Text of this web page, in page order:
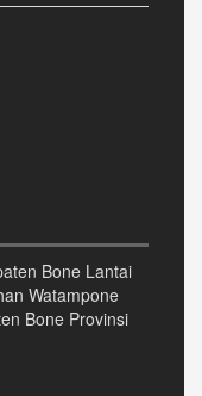
Bone Lantai
Watampone
Bone Provinsi